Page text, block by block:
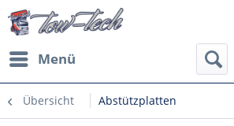
Menü
Übersicht Abstützplatten